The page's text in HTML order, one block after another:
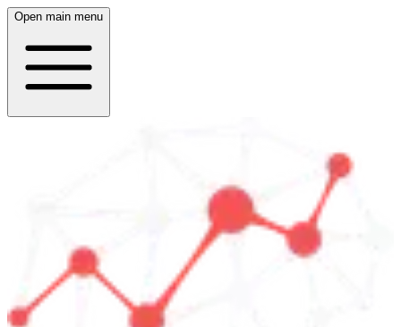
Open main menu